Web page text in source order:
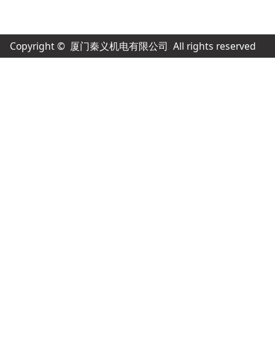
Copyright © 厦门秦义机电有限公司 All rights reserved